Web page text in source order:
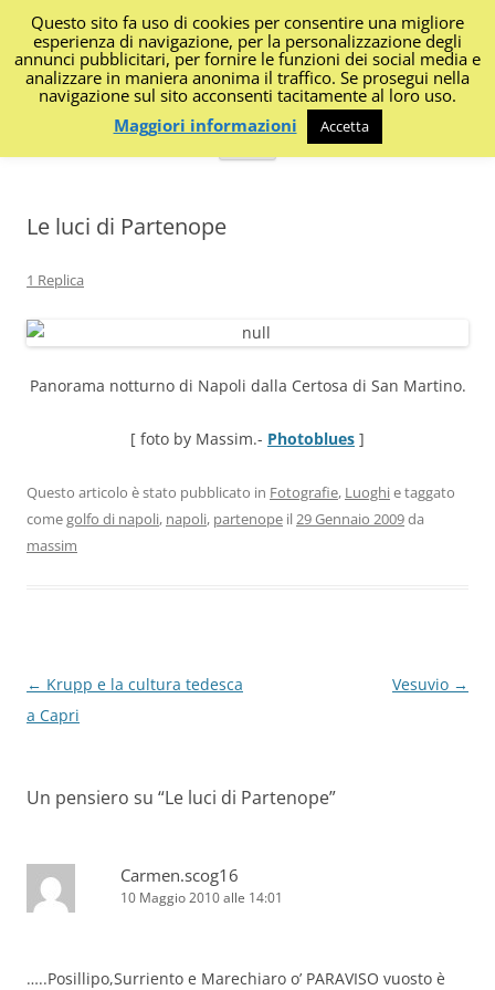
I Diari di Portanapoli
Impressioni, sapori, colori dalla regione
Vai
Le luci di Partenope
1 Replica
Panorama notturno di Napoli dalla Certosa di San Martino.
[ foto by Massim.- Photoblues ]
Questo articolo è stato pubblicato in Fotografie, Luoghie taggato
comegolfo di napoli, napoli, partenope il29 Gennaio 2009da
massim
Navigazione
articolo
← Krupp e la cultura tedesca
a Capri
Vesuvio →
Un pensiero su “Le luci di Partenope”
Carmen.scog16
10 Maggio 2010 alle 14:01
…..Posillipo,Surriento e Marechiaro o’ PARAVISO vuosto è
Questo sito fa uso di cookies per consentire una migliore
esperienza di navigazione, per la personalizzazione degli
annunci pubblicitari, per fornire le funzioni dei social media e
analizzare in maniera anonima il traffico. Se prosegui nella
navigazione sul sito acconsenti tacitamente al loro uso.
Maggiori informazioni
Accetta